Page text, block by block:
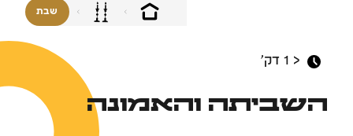
שבת
השביתה והאמונה
< 1 דק'